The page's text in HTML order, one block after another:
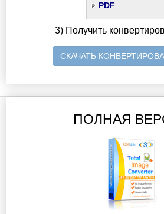
PDF
3) Получить
СКАЧАТЬ
ПОЛНАЯ